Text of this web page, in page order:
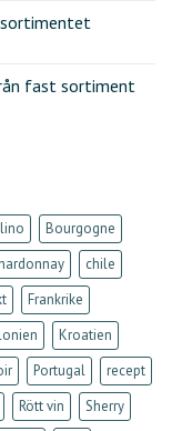
fast sortiment
Bourgogne
chile
Frankrike
Kroatien
Portugal
recept
Rött vin
Sherry